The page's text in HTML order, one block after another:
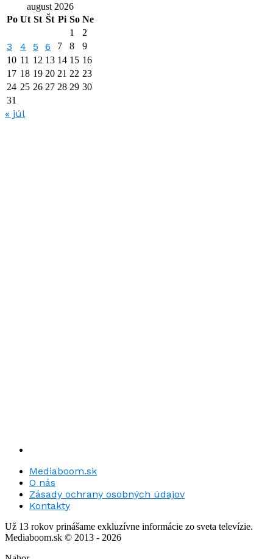
august 2026
Po Ut St Št Pi So Ne
1
2
3 4 5 6 7 8
9
10 11 12 13 14 15 16
17 18 19 20 21 22 23
24 25 26 27 28 29 30
31
« júl
Mediaboom.sk
O nás
Zásady ochrany osobných údajov
Kontakty
Už 13 rokov prinášame exkluzívne informácie zo sveta televízie.
Mediaboom.sk © 2013 - 2026